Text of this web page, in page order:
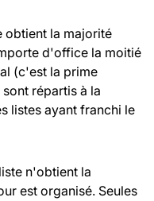
obtient la majorité
d'office la moitié
(c'est la prime
répartis à la
listes ayant franchi le
n'obtient la
est organisé. Seules